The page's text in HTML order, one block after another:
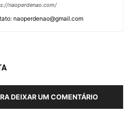
naoperdenao.com/
naoperdenao@gmail.com
DEIXAR UM COMENTÁRIO